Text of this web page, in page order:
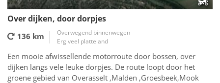
Over dijken, door dorpjes
136 km
Overwegend binnenwegen
Erg veel platteland
Een mooie afwissellende motorroute door bossen, over
dijken langs vele leuke dorpjes. De route loopt door het
groene gebied van Overasselt ,Malden ,Groesbeek,Mook